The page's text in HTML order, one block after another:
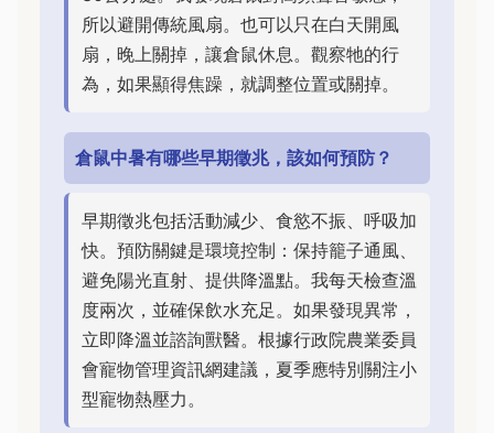
所以避開傳統風扇。也可以只在白天開風
扇，晚上關掉，讓倉鼠休息。觀察牠的行
為，如果顯得焦躁，就調整位置或關掉。
倉鼠中暑有哪些早期徵兆，該如何預防？
早期徵兆包括活動減少、食慾不振、呼吸加
快。預防關鍵是環境控制：保持籠子通風、
避免陽光直射、提供降溫點。我每天檢查溫
度兩次，並確保飲水充足。如果發現異常，
立即降溫並諮詢獸醫。根據行政院農業委員
會寵物管理資訊網建議，夏季應特別關注小
型寵物熱壓力。